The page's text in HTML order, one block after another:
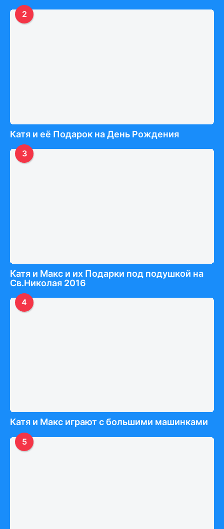
2
Катя и её Подарок на День Рождения
3
Катя и Макс и их Подарки под подушкой на
Св.Николая 2016
4
Катя и Макс играют с большими машинками
5